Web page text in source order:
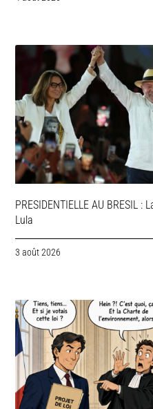
PRESIDENTIELLE AU BRESIL
Lula
3 août 2026